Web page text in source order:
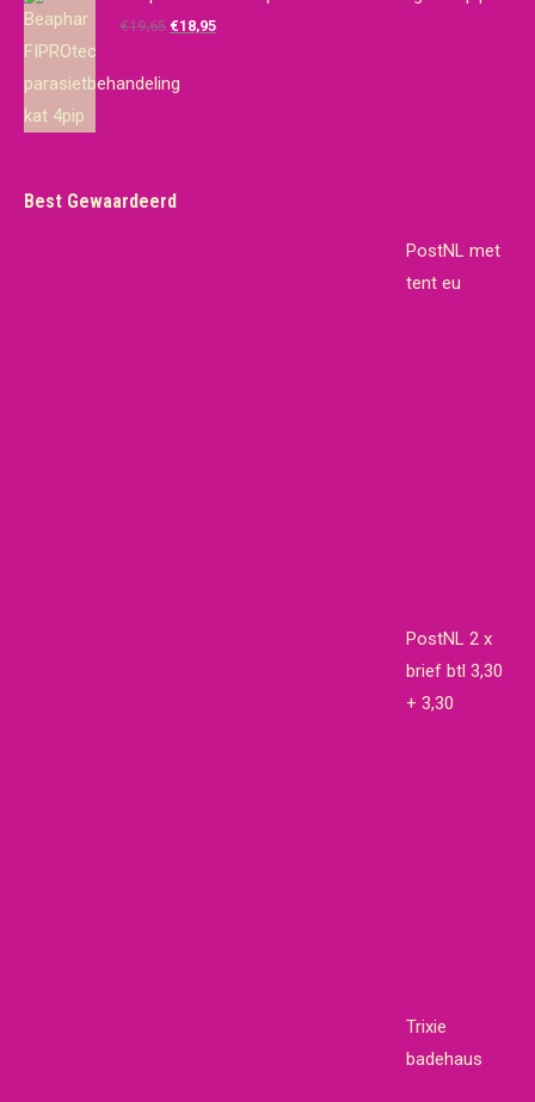
€14,95.€10,00.
€19,65 Oorspronkelijke
was:
€18,95Huidige
Best Gewaardeerd
PostNL met
tent eu
PostNL 2 x
brief btl 3,30
+ 3,30
Trixie
badehaus